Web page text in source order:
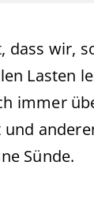
dass wir,
Lasten
immer
Sünde.